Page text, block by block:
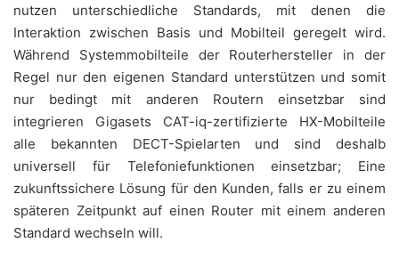
nutzen unterschiedliche Standards, mit denen die
Interaktion zwischen Basis und Mobilteil geregelt wird.
Während Systemmobilteile der Routerhersteller in der
Regel nur den eigenen Standard unterstützen und somit
nur bedingt mit anderen Routern einsetzbar sind
integrieren Gigasets CAT-iq-zertifizierte HX-Mobilteile
alle bekannten DECT-Spielarten und sind deshalb
universell für Telefoniefunktionen einsetzbar; Eine
zukunftssichere Lösung für den Kunden, falls er zu einem
späteren Zeitpunkt auf einen Router mit einem anderen
Standard wechseln will.